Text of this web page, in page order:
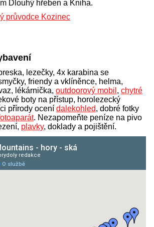
Dlouhý hřeben a Kniha.
průvodce Kozinec
lezečky, 4x karabina se
friendy a vklíněnce, helma,
lékárnička, outdoorový mobil , chytré
boty na přístup, horolezecký
přírody ocení dalekohled, dobré fotky
. Nezapomeňte peníze na pivo
plavky, doklady a pojištění.